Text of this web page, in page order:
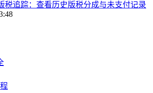
税追踪：查看历史版税分成与未支付记录